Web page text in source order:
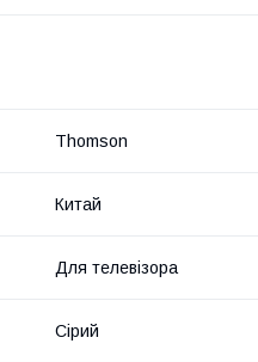
Thomson
Китай
Для телевізора
Сірий